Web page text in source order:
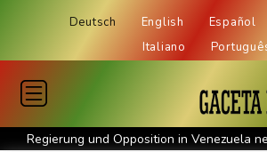
Deutsch English Español
Italiano
Regierung und Opposition in Venezuela